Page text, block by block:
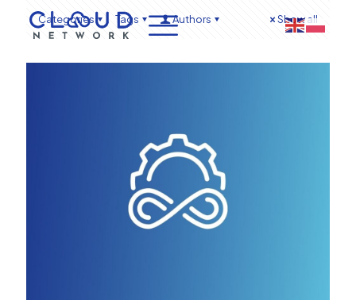
Categories Tags Authors Show all